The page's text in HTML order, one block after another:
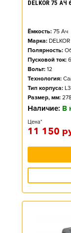
DELKOR 75
Ёмкость: 75 Ач
Марка: DELKOR
Полярность:
Пусковой ток:
Вольт: 12
Технология:
Тип корпуса:
Размер, мм:
Наличие: В
Цена*
11 150